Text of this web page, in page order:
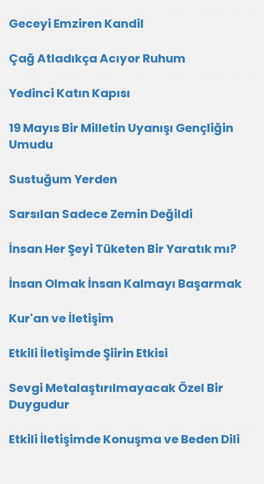
Geceyi Emziren Kandil
Çağ Atladıkça Acıyor Ruhum
Yedinci Katın Kapısı
19 Mayıs Bir Milletin Uyanışı Gençliğin
Umudu
Sustuğum Yerden
Sarsılan Sadece Zemin Değildi
İnsan Her Şeyi Tüketen Bir Yaratık mı?
İnsan Olmak İnsan Kalmayı Başarmak
Kur'an ve İletişim
Etkili İletişimde Şiirin Etkisi
Sevgi Metalaştırılmayacak Özel Bir
Duygudur
Etkili İletişimde Konuşma ve Beden Dili